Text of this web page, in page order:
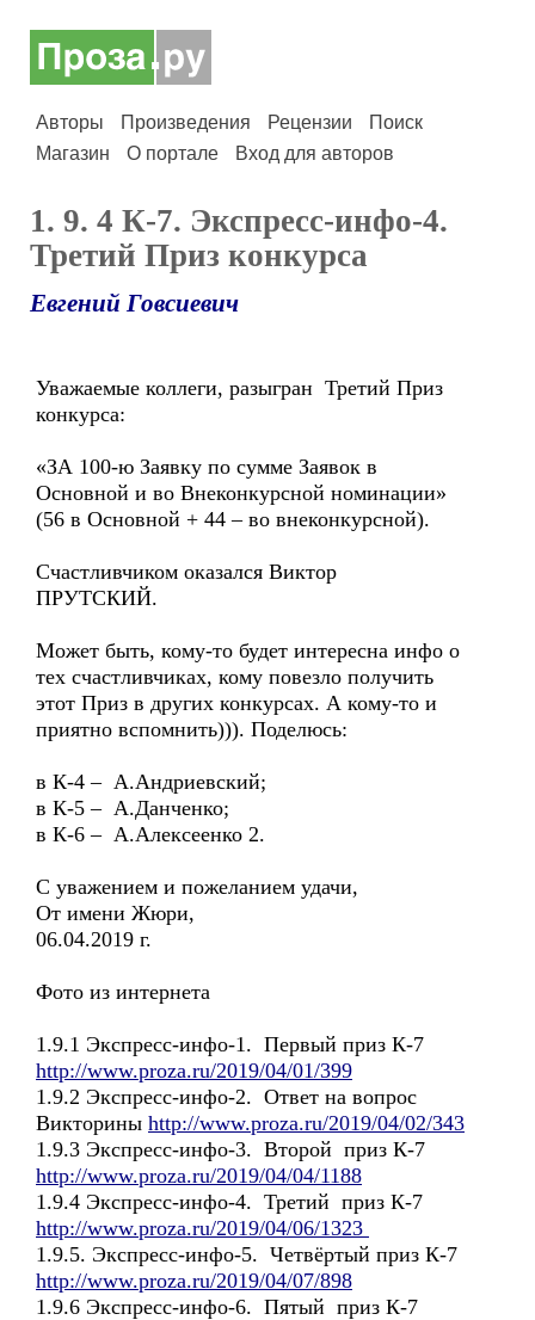
Авторы Произведения Рецензии
Поиск
Магазин
О портале Вход для авторов
1. 9. 4 К-7. Экспресс-инфо-4.
Третий Приз конкурса
Евгений Говсиевич
Уважаемые коллеги, разыгран Третий Приз
конкурса:
«ЗА 100-ю Заявку по сумме Заявок в
Основной и во Внеконкурсной номинации»
(56 в Основной + 44 – во внеконкурсной).
Счастливчиком оказался Виктор
ПРУТСКИЙ.
Может быть, кому-то будет интересна инфо о
тех счастливчиках, кому повезло получить
этот Приз в других конкурсах. А кому-то и
приятно вспомнить))). Поделюсь:
в К-4 – А.Андриевский;
в К-5 – А.Данченко;
в К-6 – А.Алексеенко 2.
С уважением и пожеланием удачи,
От имени Жюри,
06.04.2019 г.
Фото из интернета
1.9.1 Экспресс-инфо-1. Первый приз К-7
http://www.proza.ru/2019/04/01/399
1.9.2 Экспресс-инфо-2. Ответ на вопрос
Викторины http://www.proza.ru/2019/04/02/343
1.9.3 Экспресс-инфо-3. Второй приз К-7
http://www.proza.ru/2019/04/04/1188
1.9.4 Экспресс-инфо-4. Третий приз К-7
http://www.proza.ru/2019/04/06/1323
1.9.5. Экспресс-инфо-5. Четвёртый приз К-7
http://www.proza.ru/2019/04/07/898
1.9.6 Экспресс-инфо-6. Пятый приз К-7